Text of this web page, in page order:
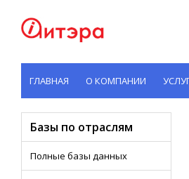
ГЛАВНАЯ О КОМПАНИИ
КОНТАКТЫ
Базы по отраслям
Полные базы данных